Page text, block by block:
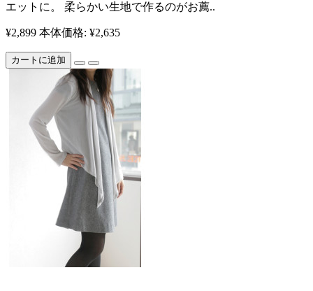
エットに。 柔らかい生地で作るのがお薦..
¥2,899 本体価格: ¥2,635
カートに追加